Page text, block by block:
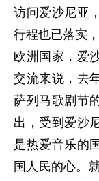
访问爱沙尼亚
行程也已落实
欧洲国家，爱
交流来说，去
萨列马歌剧节
出，受到爱沙
是热爱音乐的
国人民的心。